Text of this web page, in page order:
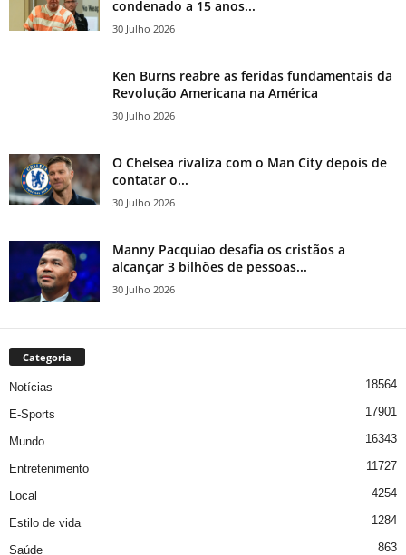
condenado a 15 anos...
30 Julho 2026
Ken Burns reabre as feridas fundamentais da
Revolução Americana na América
30 Julho 2026
O Chelsea rivaliza com o Man City depois de
contatar o...
30 Julho 2026
Manny Pacquiao desafia os cristãos a
alcançar 3 bilhões de pessoas...
30 Julho 2026
Categoria
Notícias 18564
E-Sports 17901
Mundo 16343
Entretenimento 11727
Local 4254
Estilo de vida 1284
Saúde 863